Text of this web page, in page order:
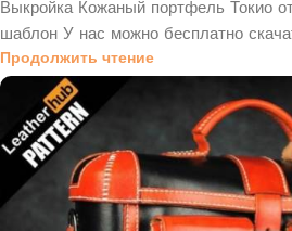
Выкройка Кожаный портфель Токио
шаблон У нас можно бесплатно
Продолжить чтение